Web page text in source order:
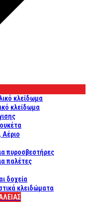
κλείδωμα
κλείδωμα
πυροσβεστήρες
παλέτες
δοχεία
κλειδώματα